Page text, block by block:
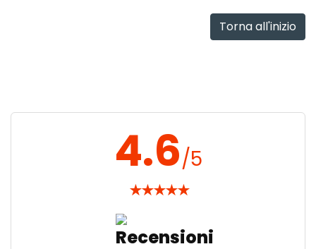
Torna all'inizio
4.6/5
★★★★★